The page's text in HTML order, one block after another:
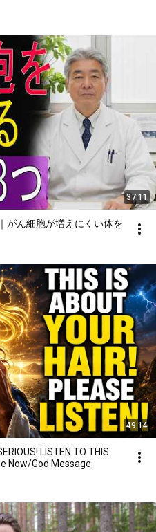
場は静まり返った。#動
族の物語
37:11
がん細胞が増えにくい体を
49:14
LISTEN TO THIS
Now/God Message